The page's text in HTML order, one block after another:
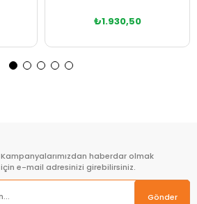
₺1.930,50
Kampanyalarımızdan haberdar olmak
için e-mail adresinizi girebilirsiniz.
Gönder